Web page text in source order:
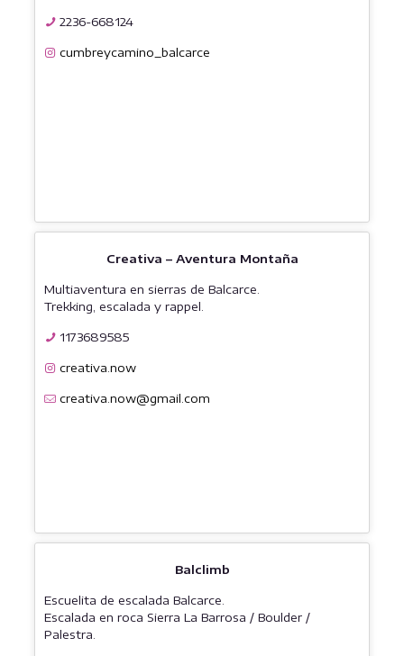
2236-668124
cumbreycamino_balcarce
Creativa – Aventura Montaña
Multiaventura en sierras de Balcarce.
Trekking, escalada y rappel.
1173689585
creativa.now
creativa.now@gmail.com
Balclimb
Escuelita de escalada Balcarce.
Escalada en roca Sierra La Barrosa / Boulder /
Palestra.